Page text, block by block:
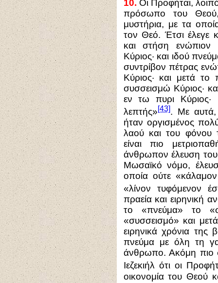
10. Οι Προφήται,
πρόσωπο του Θεού,
μυστήρια, με τα
τον Θεό. Έτσι έλεγε
και στήση ενώπιον
Κύριος· και ιδού
συντρίβον πέτρας
Κύριος· και μετά
συσσεισμώ Κύριος·
εν τω πυρι
λεπτής»[43]. Με αυτά,
ήταν οργισμένος
λαού και του φόνου
είναι πιο
άνθρωπον έλευση
Μωσαϊκό νόμο,
οποία ούτε «κάλαμον
«λίνον τυφόμενον
πραεία και ειρηνική
το «πνεύμα» το
«συσσεισμό» και
ειρηνικά χρόνια της
πνεύμα με όλη τη
άνθρωπο. Ακόμη πιο
Ιεζεκιήλ ότι οι
οικονομία του Θεού